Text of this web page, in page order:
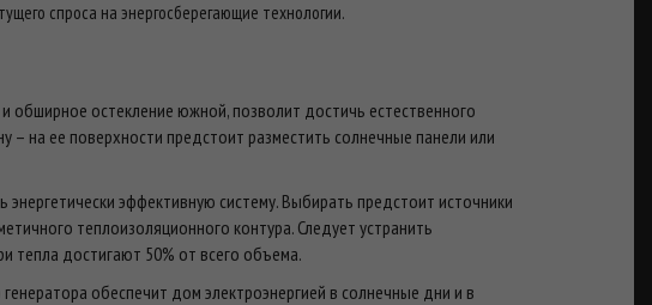
спроса на энергосберегающие технологии.
обширное остекление южной, позволит достичь естественного
на ее поверхности предстоит разместить солнечные панели или
эффективную систему. Выбирать предстоит источники
теплоизоляционного контура. Следует устранить
тепла достигают 50% от всего объема.
обеспечит дом электроэнергией в солнечные дни и в